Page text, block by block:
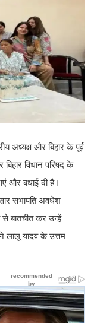
अध्यक्ष और बिहार के पूर्व
विधान परिषद के
और बधाई दी है।
सभापति अवधेश
से बातचीत कर उन्हें
लालू यादव के उत्तम